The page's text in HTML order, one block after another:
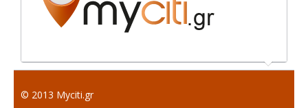
© 2013 Myciti.gr